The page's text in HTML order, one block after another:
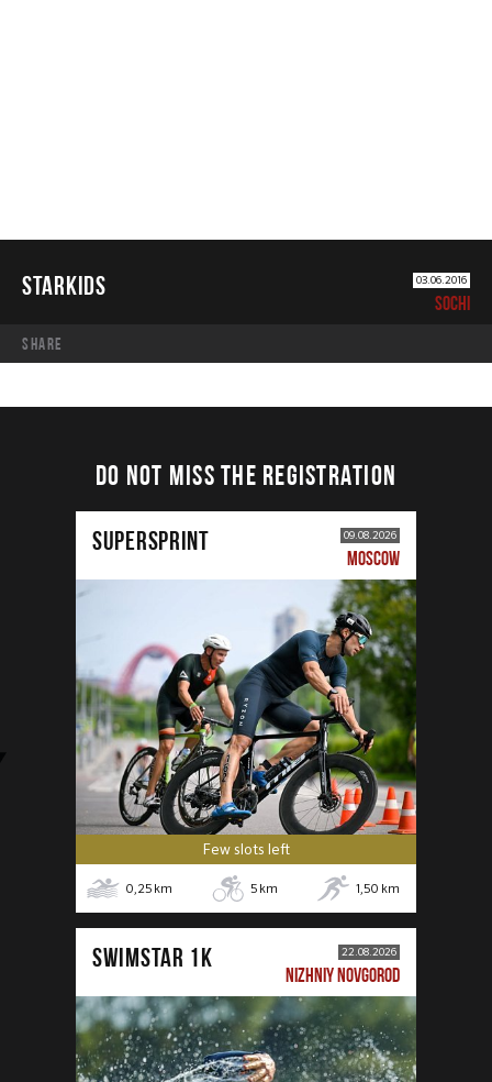
STARKIDS 03.06.2016
SOCHI
share
DO NOT MISS THE REGISTRATION
SUPERSPRINT 09.08.2026
MOSCOW
Few slots left
0,25 km 5 km 1,50 km
SWIMSTAR 1K 22.08.2026
NIZHNIY NOVGOROD